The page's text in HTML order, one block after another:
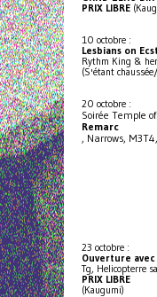
PRIX LIBRE
10 octobre :
Lesbians on
Rythm King &
(S'étant
20 octobre :
Soirée Temple
Remarc
, Narrows,
23 octobre :
Ouverture
Tg, Helicopterre
PRIX LIBRE
(Kaugumi)